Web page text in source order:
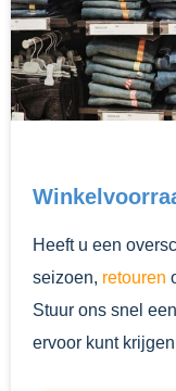
Heeft u een
seizoen, retouren
Stuur ons snel
ervoor kunt